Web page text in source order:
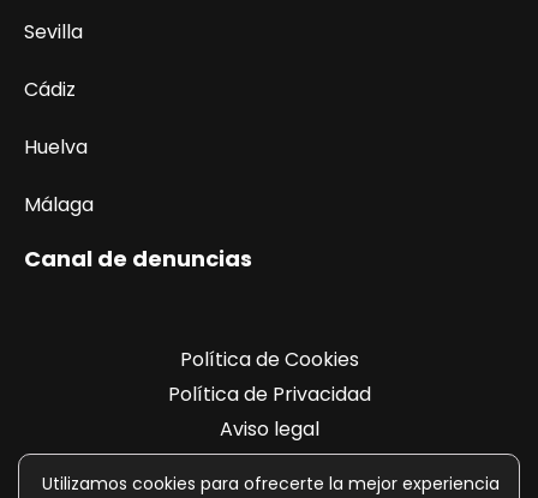
Sevilla
Cádiz
Huelva
Málaga
Canal de denuncias
Política de Cookies
Política de Privacidad
Aviso legal
Registro de actividades
Utilizamos cookies para ofrecerte la mejor experiencia